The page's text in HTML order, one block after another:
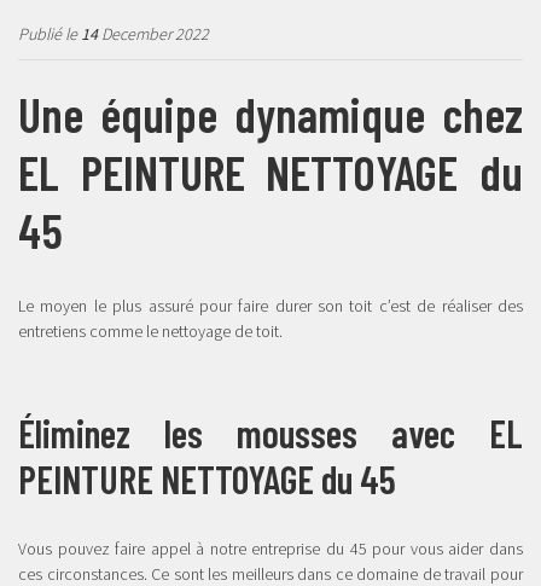
Publié le14December 2022
Une équipe dynamique chez
EL PEINTURE NETTOYAGE du
45
Le moyen le plus assuré pour faire durer son toit c’est de réaliser des
entretiens comme le nettoyage de toit.
Éliminez les mousses avec EL
PEINTURE NETTOYAGE du 45
Vous pouvez faire appel à notre entreprise du 45 pour vous aider dans
ces circonstances. Ce sont les meilleurs dans ce domaine de travail pour